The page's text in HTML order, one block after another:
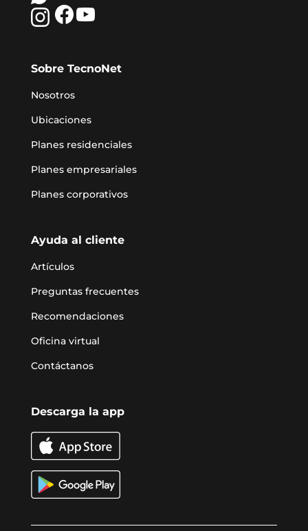
Sobre TecnoNet
Nosotros
Ubicaciones
Planes residenciales
Planes empresariales
Planes corporativos
Ayuda al cliente
Artículos
Preguntas frecuentes
Recomendaciones
Oficina virtual
Contáctanos
Descarga la app